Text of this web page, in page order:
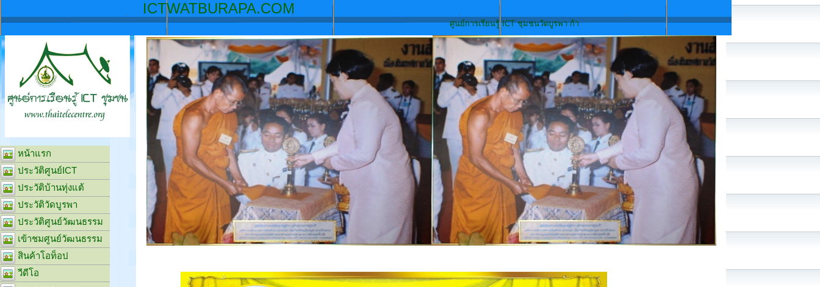
ICTWATBURAPA.COM
ศูนย์การเรียนรู้ ICT ชุมชนวัดบูรพา ก้าวหน้าด้านเทคโนโลยี เพื่อนำสิ่งที่ดีสู่ชุมชน
หน้าแรก
ประวัติศูนย์ICT
ประวัติบ้านทุ่งแต้
ประวัติวัดบูรพา
ประวัติศูนย์วัฒนธรรม
เข้าชมศูนย์วัฒนธรรม
สินค้าโอท็อป
วีดีโอ